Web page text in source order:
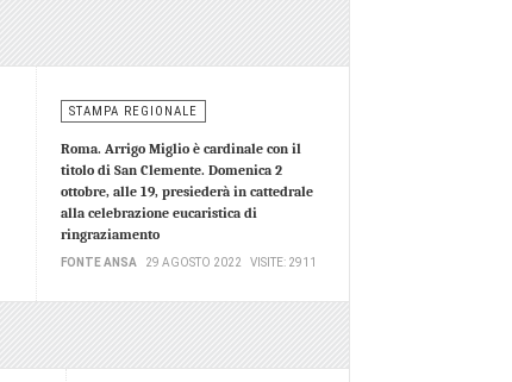
STAMPA REGIONALE
Roma. Arrigo Miglio è cardinale con il
titolo di San Clemente. Domenica 2
ottobre, alle 19, presiederà in cattedrale
alla celebrazione eucaristica di
ringraziamento
FONTE ANSA 29 AGOSTO 2022 VISITE: 2911